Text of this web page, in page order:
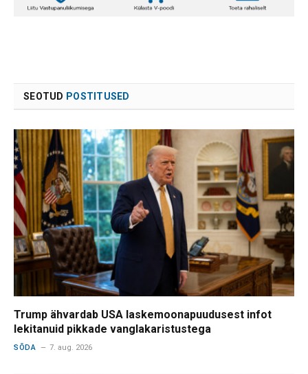
SEOTUD POSTITUSED
Trump ähvardab USA laskemoonapuudusest infot
lekitanuid pikkade vanglakaristustega
SÕDA 7. aug. 2026